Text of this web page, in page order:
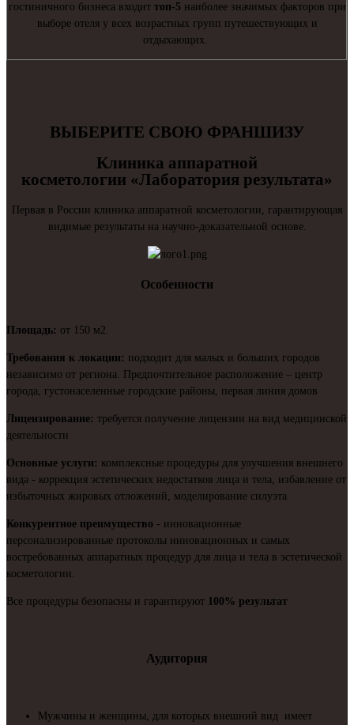
гостиничного бизнеса входит топ-5 наиболее значимых факторов при
выборе отеля у всех возрастных групп путешествующих и
отдыхающих.
ВЫБЕРИТЕ СВОЮ ФРАНШИЗУ
Клиника аппаратной
косметологии «Лаборатория результата»
Первая в России клиника аппаратной косметологии, гарантирующая
видимые результаты на научно-доказательной основе.
Особенности
Площадь: от 150 м2.
Требования к локации: подходит для малых и больших городов
независимо от региона. Предпочтительное расположение – центр
города, густонаселенные городские районы, первая линия домов
Лицензирование: требуется получение лицензии на вид медицинской
деятельности
Основные услуги: комплексные процедуры для улучшения внешнего
вида - коррекция эстетических недостатков лица и тела, избавление от
избыточных жировых отложений, моделирование силуэта
Конкурентное преимущество - инновационные
персонализированные протоколы инновационных и самых
востребованных аппаратных процедур для лица и тела в эстетической
косметологии.
Все процедуры безопасны и гарантируют 100% результат
Аудитория
Мужчины и женщины, для которых внешний вид имеет